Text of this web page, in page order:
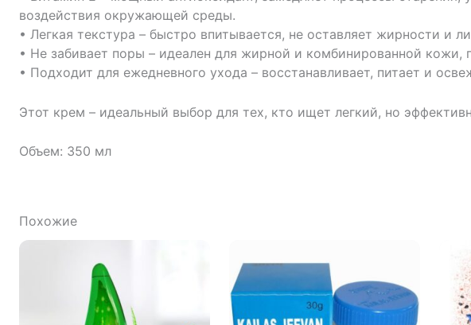
воздействия окружающей среды.
• Легкая текстура – быстро впитывается, не оставляет жирности и
• Не забивает поры – идеален для жирной и комбинированной
• Подходит для ежедневного ухода – восстанавливает, питает и
Этот крем – идеальный выбор для тех, кто ищет легкий, но
Объем: 350 мл
Похожие